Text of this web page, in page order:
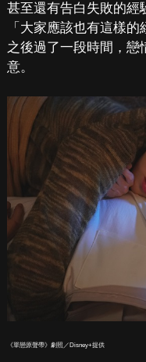
甚至還有告白失敗的經
「大家應該也有這樣
之後過了一段時間，戀
意。
《單戀原聲帶》劇照／Disney+提供